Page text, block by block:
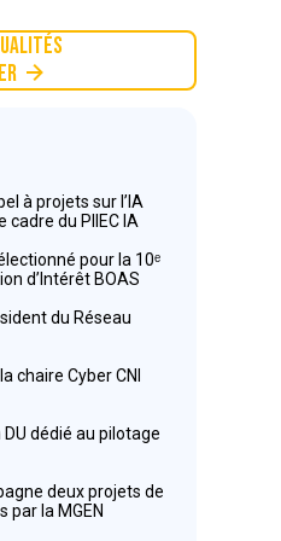
à projets sur l’IA
du PIIEC IA
pour la 10ᵉ
d’Intérêt BOAS
du Réseau
chaire Cyber CNI
DU dédié au pilotage
deux projets de
la MGEN